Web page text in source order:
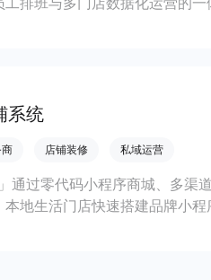
系统
店铺装修 私域运营
通过零代码小程序商城、多渠
地生活门店快速搭建品牌小程